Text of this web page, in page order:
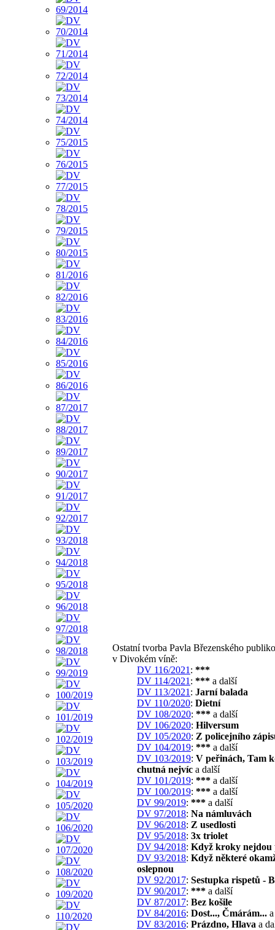
Ostatní tvorba Pavla Březenského
v Divokém víně:
DV 116/2021 : ***
DV 114/2021 : *** a další
DV 113/2021 : Jarní balada
DV 110/2020: Dietní
DV 108/2020: *** a další
DV 106/2020: Hilversum
DV 105/2020: Z policejního
DV 104/2019: *** a další
DV 103/2019: V peřinách, Tam
chutná nejvíc a další
DV 101/2019: *** a další
DV 100/2019: *** a další
DV 99/2019: *** a další
DV 97/2018: Na námluvách
DV 96/2018: Z usedlosti
DV 95/2018: 3x triolet
DV 94/2018: Když kroky nejdou
DV 93/2018: Když některé
oslepnou
DV 92/2017: Sestupka rispetů -
DV 90/2017: *** a další
DV 87/2017: Bez košile
DV 84/2016: Dost..., Čmárám...
DV 83/2016: Prázdno, Hlava a